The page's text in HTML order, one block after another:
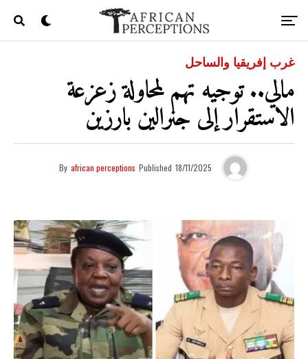
غرب إفريقيا والساحل
مالي.. توجيه تهم لمحاولة زعزعة
الاستقرار إلى جنرالين بارزين
By african perceptions Published 18/11/2025